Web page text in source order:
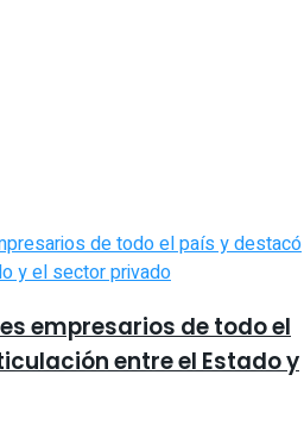
empresarios de todo el
entre el Estado y